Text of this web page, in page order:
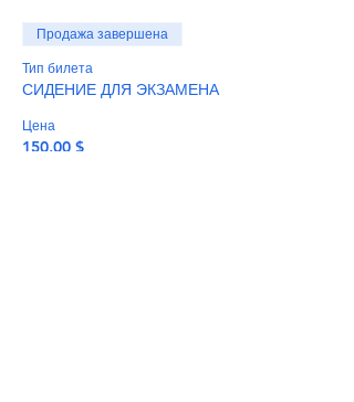
Продажа завершена
Тип билета
СИДЕНИЕ ДЛЯ ЭКЗАМЕНА
Цена
150,00 $